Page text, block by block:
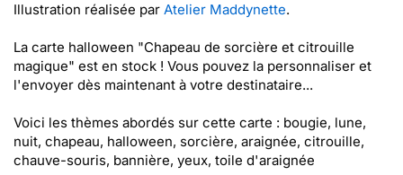
Illustration réalisée par Atelier Maddynette.
La carte halloween "Chapeau de sorcière et citrouille
magique" est en stock ! Vous pouvez la personnaliser et
l'envoyer dès maintenant à votre destinataire...
Voici les thèmes abordés sur cette carte : bougie, lune,
nuit, chapeau, halloween, sorcière, araignée, citrouille,
chauve-souris, bannière, yeux, toile d'araignée